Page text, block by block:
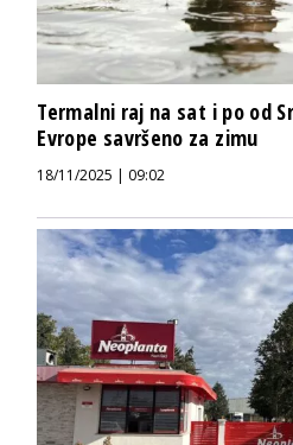
Termalni raj na sat i po od
Evrope savršeno za zimu
18/11/2025 | 09:02